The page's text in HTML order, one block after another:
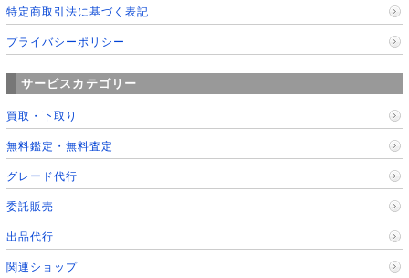
特定商取引法に基づく表記
プライバシーポリシー
サービスカテゴリー
買取・下取り
無料鑑定・無料査定
グレード代行
委託販売
出品代行
関連ショップ